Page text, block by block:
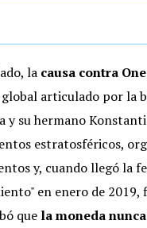
la causa contra
articulado por la
y su hermano
estratosféricos,
y, cuando llegó la
en enero de 2019,
que la moneda